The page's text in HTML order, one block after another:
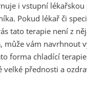
i vstupní
Pokud lékař či
tato terapie není z
může vám navrhnout
forma chladící
velké přednosti a